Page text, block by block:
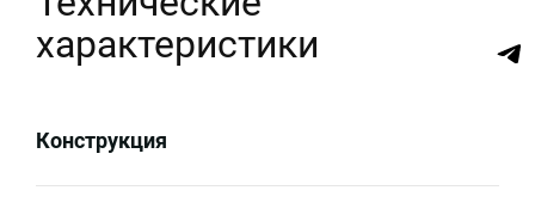
характеристики
Конструкция